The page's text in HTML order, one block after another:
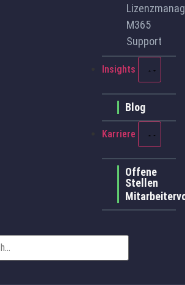
M365
Support
Insights
Blog
Karriere
Offene
Stellen